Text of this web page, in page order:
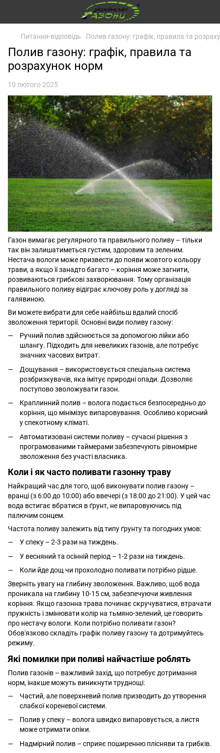
Питання-відповідь Полив газону: графік, правила та
Полив газону: графік, правила та
розрахунок норм
10 лютого 2025
Газон вимагає регулярного та правильного поливу – тільки
так він залишатиметься густим, здоровим та зеленим.
Нестача вологи може призвести до появи жовтого кольору
трави, а якщо її занадто багато – коріння може загнити,
розвиваються грибкові захворювання. Тому організація
правильного поливу відіграє ключову роль у догляді за
галявиною.
Ви можете вибрати для себе найбільш вдалий спосіб
зволоження території. Основні види поливу газону:
Ручний полив здійснюється за допомогою лійки або
шлангу. Підходить для невеликих газонів, але потребує
значних часових витрат.
Дощування – використовується спеціальна система
розбризкувачів, яка імітує природні опади. Дозволяє
поступово зволожувати газон.
Краплинний полив – волога подається безпосередньо до
коріння, що мінімізує випаровування. Особливо корисний
у спекотному кліматі.
Автоматизовані системи поливу – сучасні рішення з
програмованими таймерами забезпечують рівномірне
зволоження без участі власника.
Коли і як часто поливати газонну траву
Найкращий час для того, щоб виконувати полив газону –
вранці (з 6:00 до 10:00) або ввечері (з 18:00 до 21:00). У цей час
вода встигає вбратися в ґрунт, не випаровуючись під
палючим сонцем.
Частота поливу залежить від типу ґрунту та погодних умов:
У спеку – 2-3 рази на тиждень.
У весняний та осінній період – 1-2 рази на тиждень.
Коли йде дощ чи прохолодно поливати потрібно рідше.
Зверніть увагу на глибину зволоження. Важливо, щоб вода
проникала на глибину 10-15 см, забезпечуючи живлення
коріння. Якщо газонна трава починає скручуватися, втрачати
пружність і змінювати колір на тьмяно-зелений, це говорить
про нестачу вологи. Коли потрібно поливати газон?
Обов'язково складіть графік поливу газону та дотримуйтесь
режиму.
Які помилки при поливі найчастіше роблять
Полив газонів – важливий захід, що потребує дотримання
норм, інакше можуть виникнути труднощі:
Частий, але поверхневий полив призводить до утворення
слабкої кореневої системи.
Полив у спеку – волога швидко випаровується, а листя
може отримати опіки.
Надмірний полив – сприяє поширенню плісняви ​​та грибків.